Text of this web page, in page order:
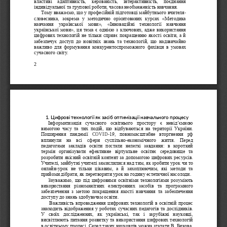
2
індивідуальної та групової роботи, часова необмеженість навчання.
Тому вважаємо, що у професійній підготовці майбутнього вчителя-
словесника,  зокрема  у  методично  орієнтованих  курсах  «Методика
навчання  української  мови»,  «Інноваційні  технології  навчання
української мови» , ця тема є однією з ключових, адже використання
цифрових технологій не тільки сприяє покращенню якості освіти, а й
забезпечує  доступ  до  новітніх  знань  та  технологій,  що  надзвичайно
важливо  для  формування  конкурентоспроможного  фахівця  в  умовах
сучасного світу.
1. Цифрові технології як засіб оптимізації навчального процесу
Інформатизація  сучасного  освітнього  простору  є  невід’ємною
вимогою  часу  та  тих  подій,  що  відбуваються  на  території  України.
Поширення  пандемії
COVID-19,  повномасштабне  вторгнення  рф
вплинули  на  всі  сфери  суспільно-економічного  життя.  Перед
педагогами  закладів  освіти  постали  нелегкі  завдання:  в  короткий
термін  організувати  ефективне  віртуальне  освітнє  середовище  та
розробити якісний освітній контент за допомогою цифрових ресурсів.
Учителі, майбутні учителі замислилися над тим, як зробити урок чи то
онлайн-урок  не  тільки  цікавим,  а  й  захоплюючим,  які  методи  та
прийоми дібрати, як перетворити урок на годину естетичної насолоди.
Зауважимо, що під цифровими освітніми технологіями розуміють
використання  різноманітних  електронних  засобів  та  програмного
забезпечення  з  метою  покращення  якості  навчання  та  забезпечення
доступу до знань здобувачам освіти.
Важливість впровадження цифрових технологій в освітній процес
знаходить відображення у роботах сучасних педагогів та дослідників.
У  своїх  дослідженнях,  як  українські,  так  і  зарубіжні  науковці,
висвітлюють питання розвитку та використання цифрових технологій
в освітньому процесі. Серед таких науковців можна згадати В. Бикова,